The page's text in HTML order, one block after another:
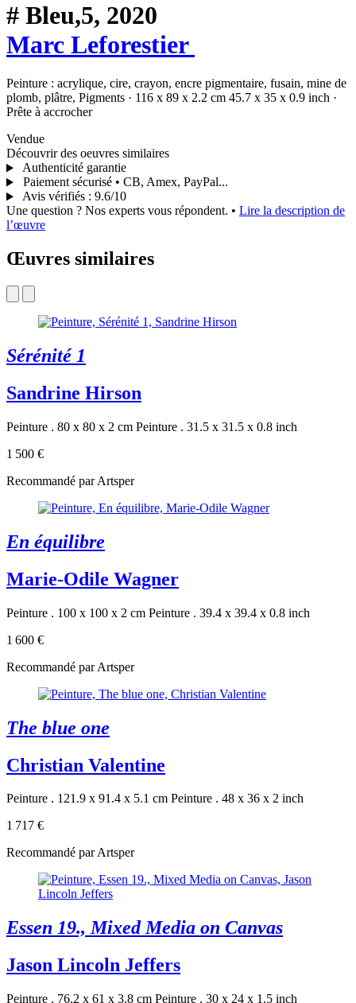
# Bleu,5, 2020
Marc Leforestier
Peinture : acrylique, cire, crayon, encre pigmentaire, fusain, mine de
plomb, plâtre, Pigments · 116 x 89 x 2.2 cm 45.7 x 35 x 0.9 inch ·
Prête à accrocher
Vendue
Découvrir des oeuvres similaires
Authenticité garantie
Paiement sécurisé • CB, Amex, PayPal...
Avis vérifiés : 9.6/10
Une question ? Nos experts vous répondent. • Lire la description de
l’œuvre
Œuvres similaires
Sérénité 1
Sandrine Hirson
Peinture . 80 x 80 x 2 cm Peinture . 31.5 x 31.5 x 0.8 inch
1 500 €
Recommandé par Artsper
En équilibre
Marie-Odile Wagner
Peinture . 100 x 100 x 2 cm Peinture . 39.4 x 39.4 x 0.8 inch
1 600 €
Recommandé par Artsper
The blue one
Christian Valentine
Peinture . 121.9 x 91.4 x 5.1 cm Peinture . 48 x 36 x 2 inch
1 717 €
Recommandé par Artsper
Essen 19., Mixed Media on Canvas
Jason Lincoln Jeffers
Peinture . 76.2 x 61 x 3.8 cm Peinture . 30 x 24 x 1.5 inch